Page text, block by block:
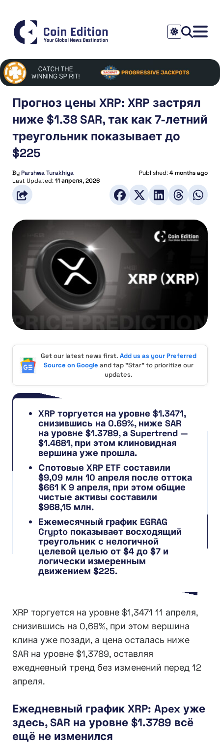
Прогноз цены XRP: XRP застрял
ниже $1.38 SAR, так как 7-летний
треугольник показывает до
$225
ByParshwa Turakhiya Published:4 months ago
Last Updated:11 апреля, 2026
Get our latest news first. Add us as your Preferred
Source on Google and tap "Star" to prioritize our
updates.
XRP торгуется на уровне $1.3471,
снизившись на 0.69%, ниже SAR
на уровне $1.3789, а Supertrend —
$1.4681, при этом клиновидная
вершина уже прошла.
Спотовые XRP ETF составили
$9,09 млн 10 апреля после оттока
$661 K 9 апреля, при этом общие
чистые активы составили
$968,15 млн.
Ежемесячный график EGRAG
Crypto показывает восходящий
треугольник с нелогичной
целевой целью от $4 до $7 и
логически измеренным
движением $225.
XRP торгуется на уровне $1,3471 11 апреля,
снизившись на 0,69%, при этом вершина
клина уже позади, а цена осталась ниже
SAR на уровне $1,3789, оставляя
ежедневный тренд без изменений перед 12
апреля.
Ежедневный график XRP: Apex уже
здесь, SAR на уровне $1.3789 всё
ещё не изменился